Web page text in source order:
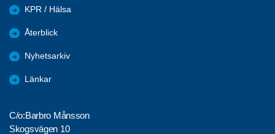
KPR / Hälsa
Återblick
Nyhetsarkiv
Länkar
C/o:Barbro Månsson
Skogsvägen 10